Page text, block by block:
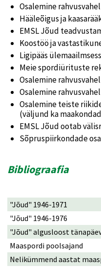
Osalemine
Hääleõigus ja
EMSL Jõud
Koostöö ja
Ligipääs
Meie spordiürituste
Osalemine
Osalemine
Osalemine teiste
(väljund ka
EMSL Jõud ootab
Sõpruspiirkondade
Bibliograafia
"Jõud" 1946-1971
"Jõud" 1946-1976
"Jõud" algusloost
Maaspordi poolsajand
Nelikümmend aastat